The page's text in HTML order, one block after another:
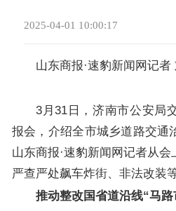
2025-04-01 10:00:17
山东商报·速豹新闻网记者
3月31日，济南市公安局
报会，介绍全市城乡道路交通
山东商报·速豹新闻网记者从
严查严处飙车炸街、非法改装
推动整改国省道沿线“马路